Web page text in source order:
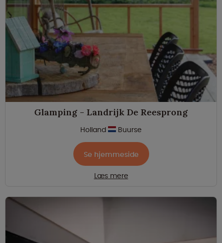
Glamping - Landrijk De Reesprong
Holland Buurse
Se hjemmeside
Læs mere